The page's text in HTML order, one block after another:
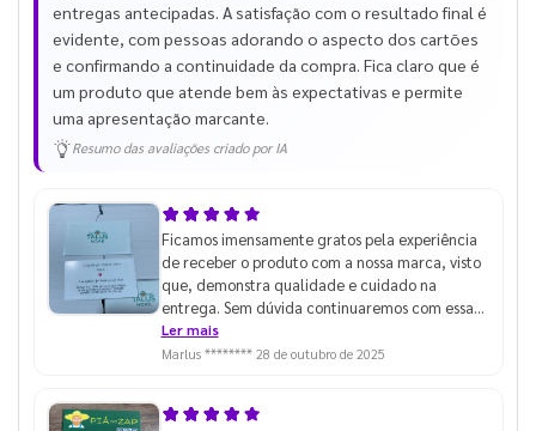
entregas antecipadas. A satisfação com o resultado final é
evidente, com pessoas adorando o aspecto dos cartões
e confirmando a continuidade da compra. Fica claro que é
um produto que atende bem às expectativas e permite
uma apresentação marcante.
Resumo das avaliações criado por IA
Ficamos imensamente gratos pela experiência
de receber o produto com a nossa marca, visto
que, demonstra qualidade e cuidado na
entrega. Sem dúvida continuaremos com essa
parceria para os próximos projetos.
Ler mais
Marlus ******** 28 de outubro de 2025